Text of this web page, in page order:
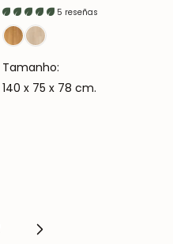
normal 5 reseñas
Tamanho:
140 x 75 x 78 cm.
desconto.
para subscritores.